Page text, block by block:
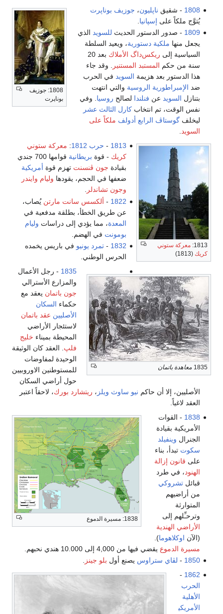
1808: جوزيف
بوناپرت
1808 - شقيق ناپليون، جوزيف بوناپرت
يُتوَّج ملكاً على إسپانيا
1809 - صدور الدستور الحديث للسويد الذي
يجعل منها ملكية دستورية، ويعيد السلطة
السياسية إلى ريكس‌داگ الأملاك
بعد 20
سنة من حكم المستبد المستنير . وقد جاء
هذا الدستور بعد هزيمة السويد في الحرب
ضد الإمبراطورية الروسية والتي انتهت
بتنازل السويد عن فنلندا لصالح روسيا. وفي
نفس الوقت، تم انتخابكارل الثالث عشر
ليخلفگوستاڤ الرابع أدولف ملكاً على
السويد.
1813: معركة ستوني
كريك (1813)
1813
- حرب 1812 : معركة ستوني
كريك - قوة بريطانية
قوامها 700 جندي
بقيادة جون ڤنسنت تهزم قوة أمريكية
ضعفها في الحجم، يقودها وليام وايندر
وجون تشاندلر .
1822
- ألكسس سانت مارتن يُصاب،
عن طريق الخطأ، بطلقة مدفعية في
المعدة، مما يؤدي إلى دراسات وليام
بومونت في الهضم.
1832
- تمرد يونيو في باريس يخمده
الحرس الوطني.
1835 معاهدة باتمان
1835 - رجل الأعمال
والمزارع الأسترالي
جون باتمان يعقد مع
حكماء السكان
الأصليين عقد باتمان
لاستئجار الأراضي
المحيطة بميناء خليج
فلپ . العقد كان الوثيقة
الوحيدة لمفاوضات
للمستوطنين الاوروبيين
حول أراضي السكان
الأصليين، إلا أن حاكم نيو ساوث ويلز ، ريتشارد بورك، لاحقاً اعتبر
العقد لاغياً.
1838: مسيرة الدموع
1838 - القوات
الأمريكية بقيادة
الجنرال وينفيلد
سكوت تبدأ، بناء
على قانون إزالة
الهنود، في طرد
قبائلتشروكي
من أراضيهم
المتوارثة
وترحـِّلهم إلى
الأراضي الهندية
(الآن اوكلاهوما).
مسيرة الدموع يقضي فيها من 4,000 إلى 10.000 هندي نحبهم.
1850
- لڤاي ستراوس يصنع أول بلو جينز .
1862
-
الحرب
الأهلية
الأمريكي